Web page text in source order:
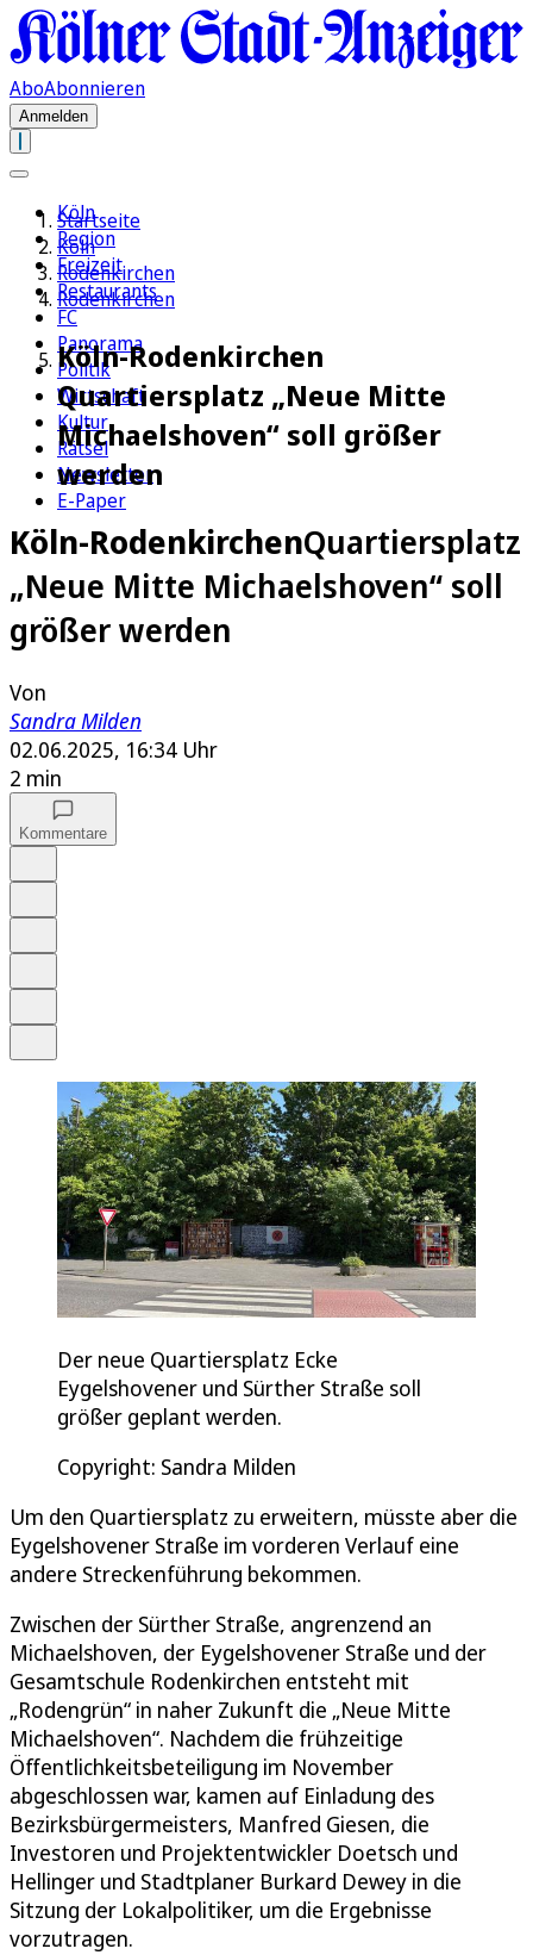
AboAbonnieren
Anmelden
Köln
Region
Freizeit
Restaurants
FC
Panorama
Politik
Wirtschaft
Kultur
Rätsel
Newsletter
E-Paper
Startseite
Köln
Rodenkirchen
Rodenkirchen
Köln-Rodenkirchen
Quartiersplatz „Neue Mitte
Michaelshoven“ soll größer
werden
Köln-RodenkirchenQuartiersplatz
„Neue Mitte Michaelshoven“ soll
größer werden
Von
Sandra Milden
02.06.2025, 16:34 Uhr
2 min
Kommentare
Der neue Quartiersplatz Ecke
Eygelshovener und Sürther Straße soll
größer geplant werden.
Copyright: Sandra Milden
Um den Quartiersplatz zu erweitern, müsste aber die
Eygelshovener Straße im vorderen Verlauf eine
andere Streckenführung bekommen.
Zwischen der Sürther Straße, angrenzend an
Michaelshoven, der Eygelshovener Straße und der
Gesamtschule Rodenkirchen entsteht mit
„Rodengrün“ in naher Zukunft die „Neue Mitte
Michaelshoven“. Nachdem die frühzeitige
Öffentlichkeitsbeteiligung im November
abgeschlossen war, kamen auf Einladung des
Bezirksbürgermeisters, Manfred Giesen, die
Investoren und Projektentwickler Doetsch und
Hellinger und Stadtplaner Burkard Dewey in die
Sitzung der Lokalpolitiker, um die Ergebnisse
vorzutragen.